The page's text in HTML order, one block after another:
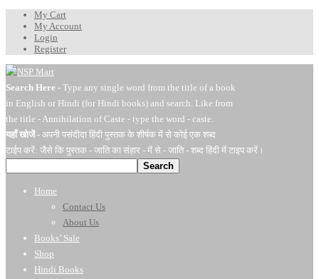
My Cart
My Account
Login
Register
Search Here - Type any single word from the title of a book
in English or Hindi (for Hindi books) and search. Like from
the title - Annihilation of Caste - type the word - caste.
यहाँ खोजें- अपनी पसंदीदा हिंदी पुस्तक के शीर्षक में से कोई एक शब्द
टाईप करें: जैसे कि पुस्तक - जाति का संहार - में से - जाति - शब्द हिंदी में टाइप करें।
Search
Home
Contact Us
About Us
Books’ Sale
Shop
Hindi Books